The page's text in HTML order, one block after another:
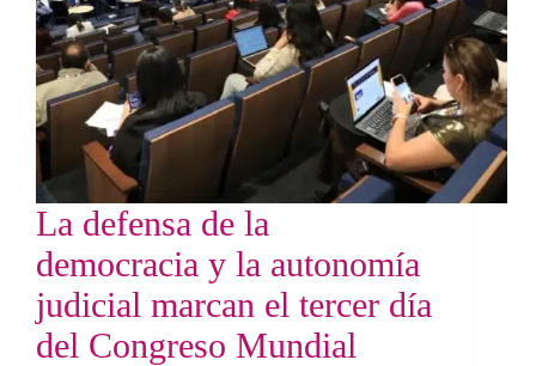
La defensa de la
democracia y la autonomía
judicial marcan el tercer día
del Congreso Mundial